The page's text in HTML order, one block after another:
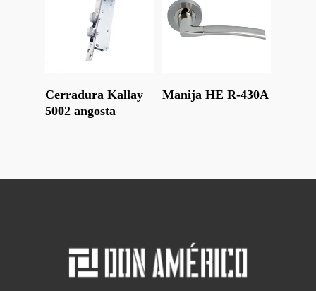
Cerradura Kallay
5002 angosta
Leer Más
Manija HE R-430A